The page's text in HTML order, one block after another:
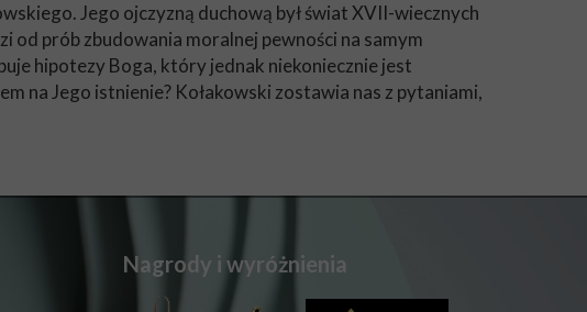
Jego ojczyzną duchową był świat XVII-wiecznych
prób zbudowania moralnej pewności na samym
hipotezy Boga, który jednak niekoniecznie jest
na Jego istnienie? Kołakowski zostawia nas z pytaniami,
Nagrody i wyróżnienia